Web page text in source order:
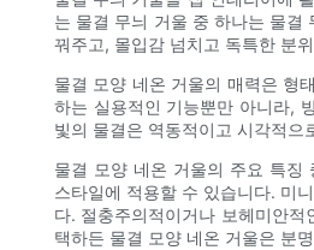
는 물결 무늬 거울 중 하나는 물결
꿔주고, 몰입감 넘치고 독특한 분
물결 모양 네온 거울의 매력은 형
하는 실용적인 기능뿐만 아니라,
빛의 물결은 역동적이고 시각적
물결 모양 네온 거울의 주요 특징
스타일에 적용할 수 있습니다. 미
다. 절충주의적이거나 보헤미안
택하든 물결 모양 네온 거울은 분